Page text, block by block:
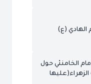
الهادي (ع)
الخامنئي حول